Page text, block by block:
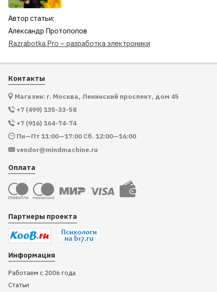
Автор статьи:
Александр Протопопов
Razrabotka.Pro – разработка электроники
Контакты
Магазин: г. Москва, Ленинский проспект, дом 45
+7 (499) 135-33-58
+7 (916) 164-74-74
Пн—Пт 11:00—17:00 Сб. 12:00—16:00
vendor@mindmachine.ru
Оплата
Партнеры проекта
Информация
Работаем с 2006 года
Статьи